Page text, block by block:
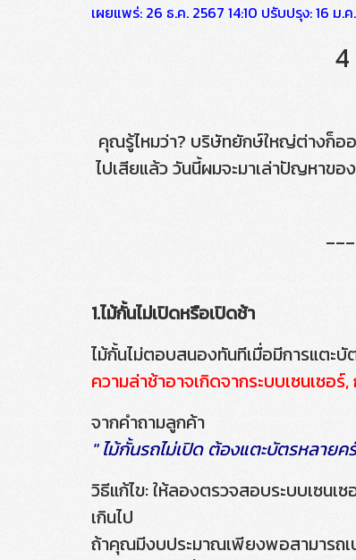
เผยแพร่: 26 ธ.ค. 2567 14:10 ปรับปรุง: 16 ม.ค
คุณรู้ไหมว่า? บริษัทยักษ์ใหญ่ต่างก็อ
ไปเสียแล้ว วันนี้ผมจะมาเล่าปัญหาขอ
1.ไม้กั้นไม่เปิดหรือเปิดช้า
ไม้กั้นไม่ตอบสนองทันทีเมื่อมีการแตะบั
ความล่าช้าอาจเกิดจากระบบเซนเซอ
จากคำถามลูกค้า
" ไม้กั้นรถไม่เปิด ต้องแตะบัตรหลายค
วิธีแก้ไข: ให้ลองตรวจสอบระบบเซน
เกินไป
ถ้าคุณมีงบประมาณเพียงพอสามารถเ